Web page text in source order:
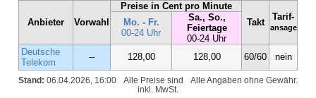
Anbieter Vorwahl
Preise in Cent pro Minute
Takt
Tarif-
ansage
Mo. - Fr.
00-24 Uhr
Sa., So.,
Feiertage
00-24 Uhr
Deutsche
Telekom
-- 128,00 128,00 60/60 nein
Stand: 06.04.2026, 16:00 Alle Angaben ohne Gewähr.
Alle Preise sind
inkl. MwSt.